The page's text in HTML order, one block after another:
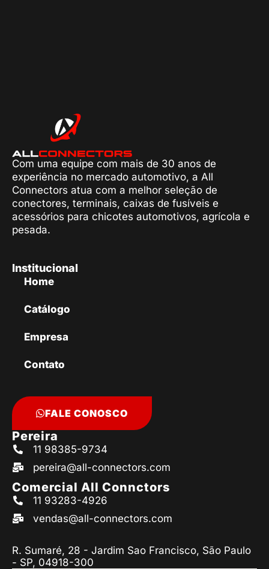
Com uma equipe com mais de 30 anos de
experiência no mercado automotivo, a All
Connectors atua com a melhor seleção de
conectores, terminais, caixas de fusíveis e
acessórios para chicotes automotivos, agrícola e
pesada.
Institucional
Home
Catálogo
Empresa
Contato
FALE CONOSCO
Pereira
11 98385-9734
pereira@all-connectors.com
Comercial All Connctors
11 93283-4926
vendas@all-connectors.com
R. Sumaré, 28 - Jardim Sao Francisco, São Paulo
- SP, 04918-300